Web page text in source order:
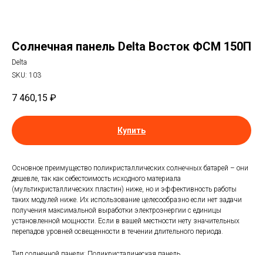
Солнечная панель Delta Восток ФСМ 150П
Delta
SKU: 103
7 460,15 ₽
Купить
Основное преимущество поликристаллических солнечных батарей – они
дешевле, так как себестоимость исходного материала
(мультикристаллических пластин) ниже, но и эффективность работы
таких модулей ниже. Их использование целесообразно если нет задачи
получения максимальной выработки электроэнергии с единицы
установленной мощности. Если в вашей местности нету значительных
перепадов уровней освещенности в течении длительного периода.